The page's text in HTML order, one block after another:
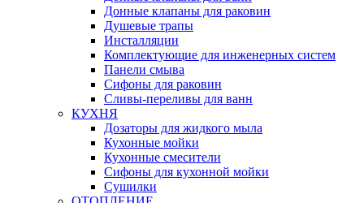
Донные клапаны для раковин
Душевые трапы
Инсталляции
Комплектующие для инженерных систем
Панели смыва
Сифоны для раковин
Сливы-переливы для ванн
КУХНЯ
Дозаторы для жидкого мыла
Кухонные мойки
Кухонные смесители
Сифоны для кухонной мойки
Сушилки